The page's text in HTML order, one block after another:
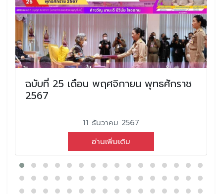
ฉบับที่ 25 เดือน พฤศจิกายน พุทธศักราช
2567
11 ธันวาคม 2567
อ่านเพิ่มเติม